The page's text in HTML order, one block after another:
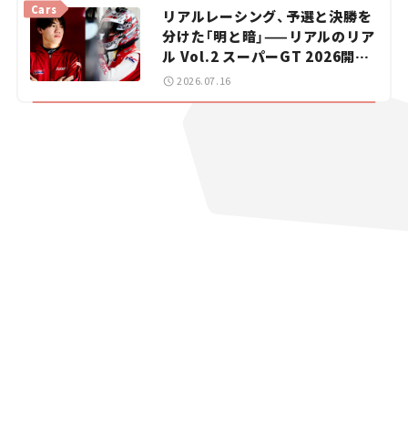
リアルレーシング、予選と決勝を
分けた「明と暗」——リアルのリア
ル Vol.2 スーパーGT 2026開幕
戦 岡山国際サーキット
Cars
2026.07.16